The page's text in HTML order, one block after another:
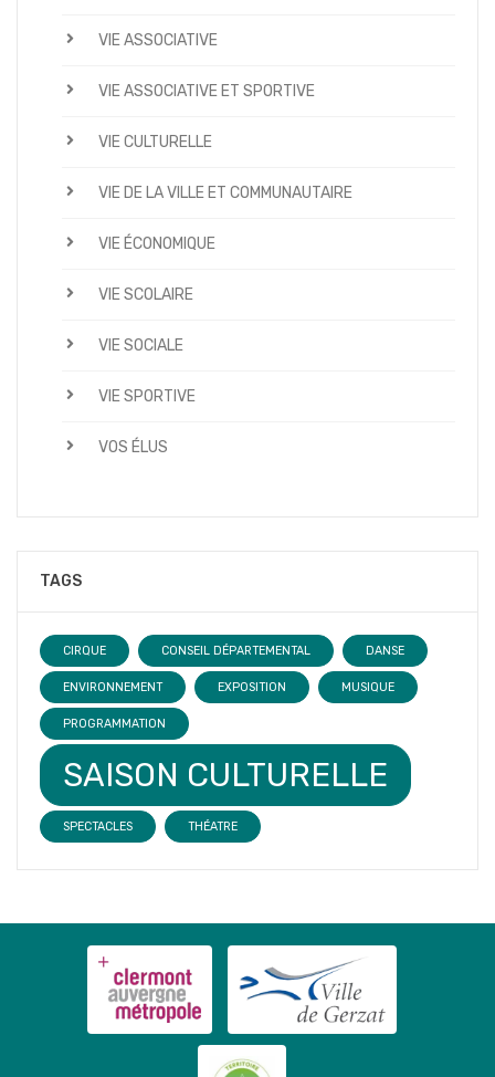
VIE ASSOCIATIVE
VIE ASSOCIATIVE ET SPORTIVE
VIE CULTURELLE
VIE DE LA VILLE ET COMMUNAUTAIRE
VIE ÉCONOMIQUE
VIE SCOLAIRE
VIE SOCIALE
VIE SPORTIVE
VOS ÉLUS
TAGS
CIRQUE CONSEIL DÉPARTEMENTAL DANSE
ENVIRONNEMENT EXPOSITION MUSIQUE
PROGRAMMATION
SAISON CULTURELLE
SPECTACLES THÉATRE